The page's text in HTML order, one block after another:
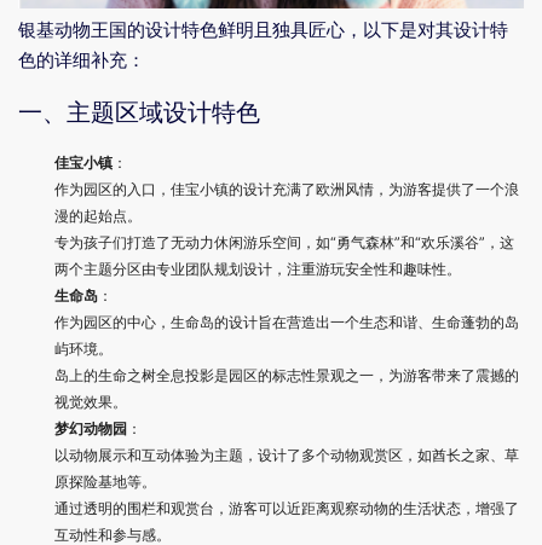
银基动物王国的设计特色鲜明且独具匠心，以下是对其设计特
色的详细补充：
一、主题区域设计特色
佳宝小镇 ：
作为园区的入口，佳宝小镇的设计充满了欧洲风情，为游客提供了一个浪
漫的起始点。
专为孩子们打造了无动力休闲游乐空间，如“勇气森林”和“欢乐溪谷”，这
两个主题分区由专业团队规划设计，注重游玩安全性和趣味性。
生命岛 ：
作为园区的中心，生命岛的设计旨在营造出一个生态和谐、生命蓬勃的岛
屿环境。
岛上的生命之树全息投影是园区的标志性景观之一，为游客带来了震撼的
视觉效果。
梦幻动物园 ：
以动物展示和互动体验为主题，设计了多个动物观赏区，如酋长之家、草
原探险基地等。
通过透明的围栏和观赏台，游客可以近距离观察动物的生活状态，增强了
互动性和参与感。